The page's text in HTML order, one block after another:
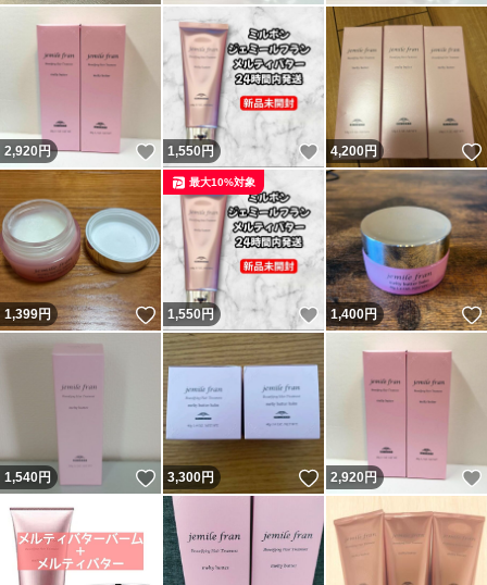
2,920円 いいね！
1,550円 いいね！
4,200円
1,399円 いいね！
1,550円 いいね！
最大10%対象
1,400円
1,540円 いいね！
3,300円 いいね！
2,920円